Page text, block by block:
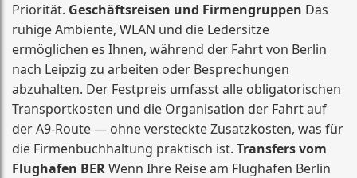
Priorität. Geschäftsreisen und Firmengruppen Das
ruhige Ambiente, WLAN und die Ledersitze
ermöglichen es Ihnen, während der Fahrt von Berlin
nach Leipzig zu arbeiten oder Besprechungen
abzuhalten. Der Festpreis umfasst alle obligatorischen
Transportkosten und die Organisation der Fahrt auf
der A9-Route — ohne versteckte Zusatzkosten, was für
die Firmenbuchhaltung praktisch ist. Transfers vom
Flughafen BERWenn Ihre Reise am Flughafen Berlin